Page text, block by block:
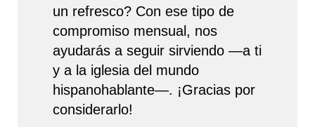
un refresco? Con ese tipo de
compromiso mensual, nos
ayudarás a seguir sirviendo —a ti
y a la iglesia del mundo
hispanohablante—. ¡Gracias por
considerarlo!